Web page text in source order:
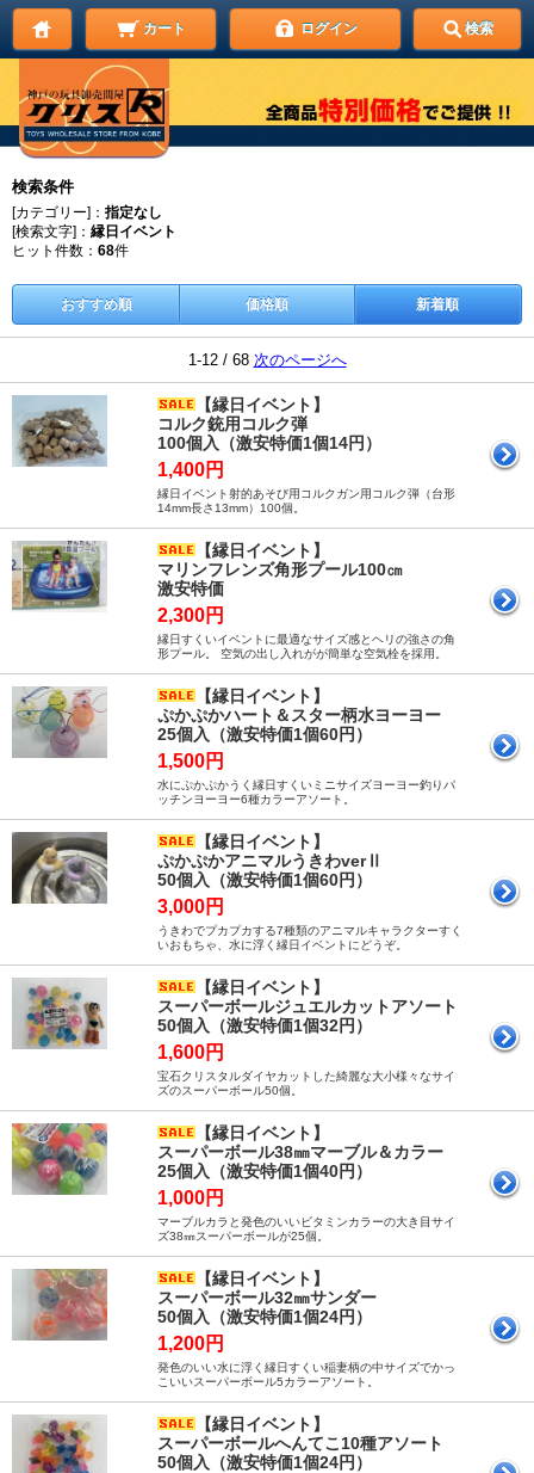
カート ログイン 検索
検索条件
[カテゴリー]： 指定なし
[検索文字]： 縁日イベント
ヒット件数： 68件
おすすめ順 価格順 新着順
1-12 / 68 次のページへ
【縁日イベント】
コルク銃用コルク弾
100個入（激安特価1個14円）
1,400円
縁日イベント射的あそび用コルクガン用コルク弾（台形
14mm長さ13mm）100個。
【縁日イベント】
マリンフレンズ角形プール100㎝
激安特価
2,300円
縁日すくいイベントに最適なサイズ感とヘリの強さの角
形プール。 空気の出し入れがが簡単な空気栓を採用。
【縁日イベント】
ぷかぷかハート＆スター柄水ヨーヨー
25個入（激安特価1個60円）
1,500円
水にぷかぷかうく縁日すくいミニサイズヨーヨー釣りパ
ッチンヨーヨー6種カラーアソート。
【縁日イベント】
ぷかぷかアニマルうきわverⅡ
50個入（激安特価1個60円）
3,000円
うきわでプカプカする7種類のアニマルキャラクターすく
いおもちゃ、水に浮く縁日イベントにどうぞ。
【縁日イベント】
スーパーボールジュエルカットアソート
50個入（激安特価1個32円）
1,600円
宝石クリスタルダイヤカットした綺麗な大小様々なサイ
ズのスーパーボール50個。
【縁日イベント】
スーパーボール38㎜マーブル＆カラー
25個入（激安特価1個40円）
1,000円
マーブルカラと発色のいいビタミンカラーの大き目サイ
ズ38㎜スーパーボールが25個。
【縁日イベント】
スーパーボール32㎜サンダー
50個入（激安特価1個24円）
1,200円
発色のいい水に浮く縁日すくい稲妻柄の中サイズでかっ
こいいスーパーボール5カラーアソート。
【縁日イベント】
スーパーボールへんてこ10種アソート
50個入（激安特価1個24円）